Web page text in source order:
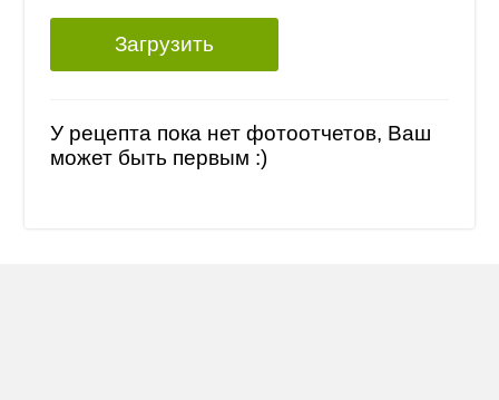
Загрузить
У рецепта пока нет фотоотчетов, Ваш
может быть первым :)